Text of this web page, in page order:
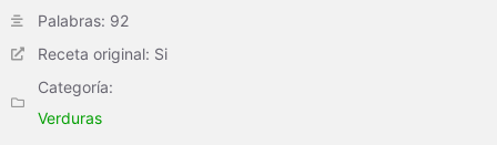
Palabras: 92
Receta original: Si
Categoría:
Verduras